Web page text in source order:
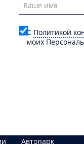
C Политикой
моих
Автопарк